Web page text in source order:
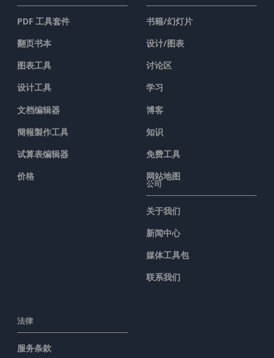
PDF 工具套件
翻页书本
图表工具
设计工具
文档编辑器
簡報製作工具
试算表编辑器
价格
书籍/幻灯片
设计/图表
讨论区
学习
博客
知识
免费工具
网站地图
公司
关于我们
新闻中心
媒体工具包
联系我们
法律
服务条款